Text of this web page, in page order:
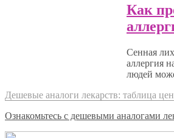
Как
Сенная
аллергия
людей
Дешевые аналоги лекарств: таблица цен
Ознакомьтесь с дешевыми аналогами